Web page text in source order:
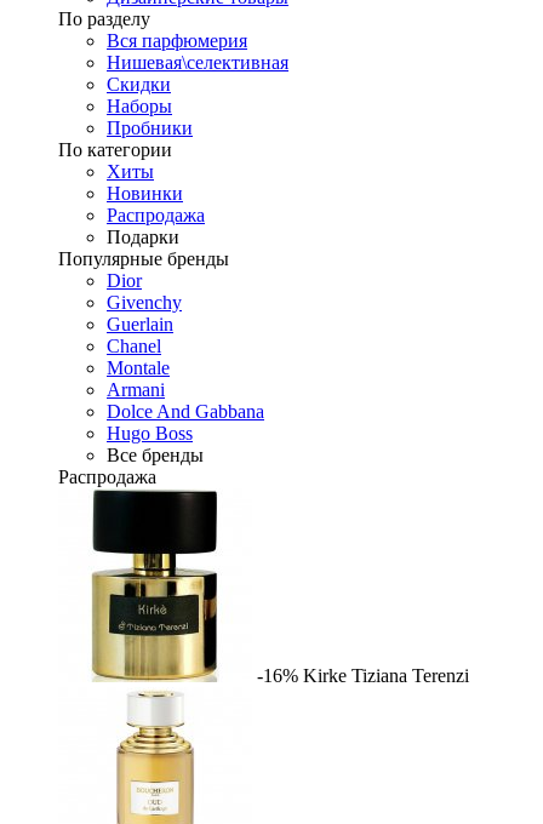
По разделу
Вся парфюмерия
Нишевая\селективная
Скидки
Наборы
Пробники
По категории
Хиты
Новинки
Распродажа
Подарки
Популярные бренды
Dior
Givenchy
Guerlain
Chanel
Montale
Armani
Dolce And Gabbana
Hugo Boss
Все бренды
Распродажа
-16% Kirke Tiziana Terenzi